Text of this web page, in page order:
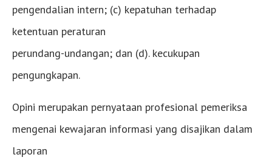
pengendalian intern; (c) kepatuhan terhadap
ketentuan peraturan
perundang-undangan; dan (d). kecukupan
pengungkapan.
Opini merupakan pernyataan profesional pemeriksa
mengenai kewajaran informasi yang disajikan dalam
laporan